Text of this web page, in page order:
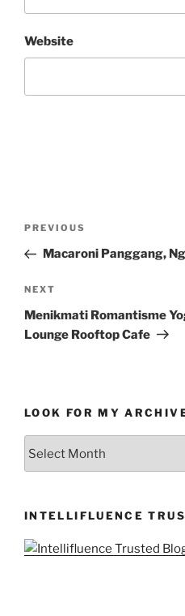
Website
Previous
Post
PREVIOUS
Macaroni Panggang,
Next
Post
NEXT
Menikmati Romantisme
Lounge Rooftop Cafe
LOOK FOR MY
INTELLIFLUENCE